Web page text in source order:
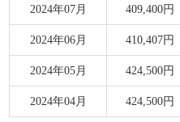
2024年07月 409,400円
2024年06月 410,407円
2024年05月 424,500円
2024年04月 424,500円